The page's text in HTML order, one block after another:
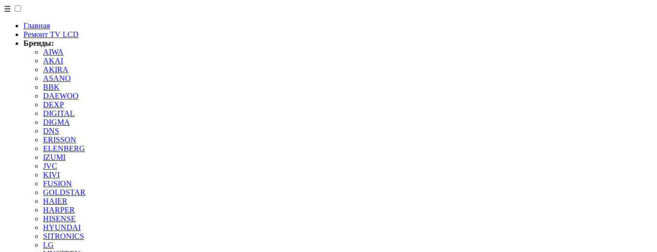
☰
Главная
Ремонт TV LCD
Бренды:
AIWA
AKAI
AKIRA
ASANO
BBK
DAEWOO
DEXP
DIGITAL
DIGMA
DNS
ERISSON
ELENBERG
IZUMI
JVC
KIVI
FUSION
GOLDSTAR
HAIER
HARPER
HISENSE
HYUNDAI
SITRONICS
LG